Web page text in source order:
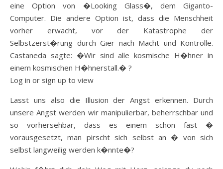
eine Option von �Looking Glass�, dem Giganto-
Computer. Die andere Option ist, dass die Menschheit
vorher erwacht, vor der Katastrophe der
Selbstzerst�rung durch Gier nach Macht und Kontrolle.
Castaneda sagte: �Wir sind alle kosmische H�hner in
einem kosmischen H�hnerstall.� ?
Log in or sign up to view
Lasst uns also die Illusion der Angst erkennen. Durch
unsere Angst werden wir manipulierbar, beherrschbar und
so vorhersehbar, dass es einem schon fast �
vorausgesetzt, man pirscht sich selbst an � von sich
selbst langweilig werden k�nnte�?